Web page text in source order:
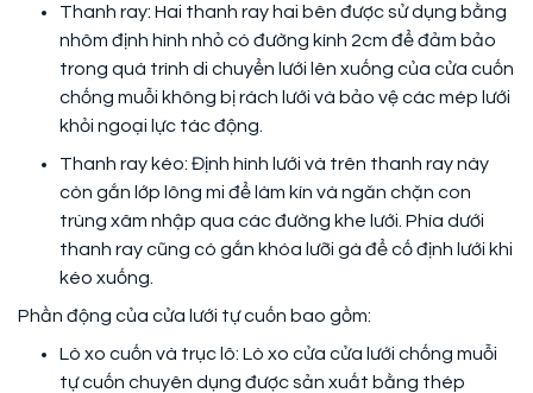
Thanh ray: Hai thanh ray hai bên được sử dụng bằng
nhôm định hình nhỏ có đường kính 2cm để đảm bảo
trong quá trình di chuyển lưới lên xuống của cửa cuốn
chống muỗi không bị rách lưới và bảo vệ các mép lưới
khỏi ngoại lực tác động.
Thanh ray kéo: Định hình lưới và trên thanh ray này
còn gắn lớp lông mi để làm kín và ngăn chặn con
trùng xâm nhập qua các đường khe lưới. Phía dưới
thanh ray cũng có gắn khóa lưỡi gà để cố định lưới khi
kéo xuống.
Phần động của cửa lưới tự cuốn bao gồm:
Lò xo cuốn và trục lô: Lò xo cửa cửa lưới chống muỗi
tự cuốn chuyên dụng được sản xuất bằng thép